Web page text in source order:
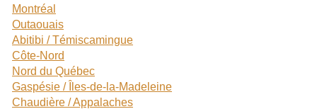
Montréal
Outaouais
Abitibi / Témiscamingue
Côte-Nord
Nord du Québec
Gaspésie / Îles-de-la-Madeleine
Chaudière / Appalaches